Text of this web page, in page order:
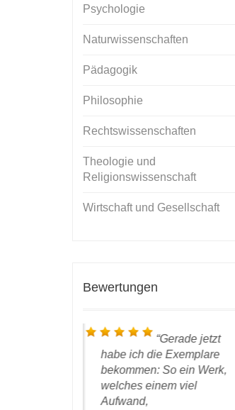
Psychologie
Naturwissenschaften
Pädagogik
Philosophie
Rechtswissenschaften
Theologie und
Religionswissenschaft
Wirtschaft und Gesellschaft
Bewertungen
Gerade jetzt
habe ich die Exemplare
bekommen: So ein Werk,
welches einem viel
Aufwand,